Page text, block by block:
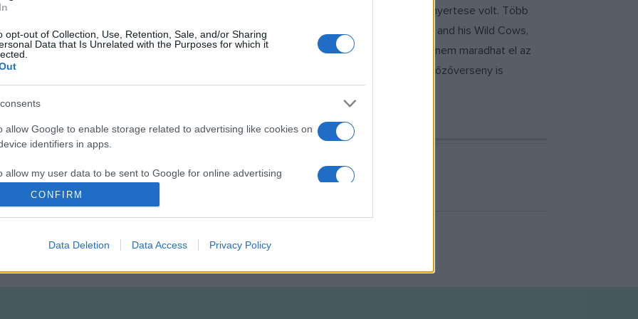
opt-out of Collection, Use, Retention, Sale, and/or Sharing
Data that Is Unrelated with the Purposes for which it
allow Google to enable storage related to advertising like cookies on
identifiers in apps.
allow my user data to be sent to Google for online advertising
allow Google to send me personalized advertising.
allow Google to enable storage related to analytics like cookies on
CONFIRM
Data Deletion Data Access Privacy Policy
megrendezett 29. International Blues Challenge fesztiválon a szóló-duó kategória nyertese volt. Több
zenekarral? is. További magyar fellépők és formációk: Mojo Workings, Sonny and his Wild Cows,
& Mihály Ernő, a felvidéki Joint Venture és még sokan mások. A zenei programokon túl nem maradhat el az
borvidékek borászai jelennek meg, valamint gasztronómiai bemutatók, jótékonysági főzőverseny is